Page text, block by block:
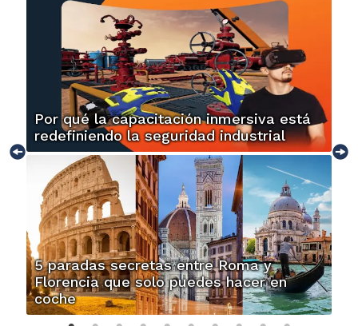
Por qué la capacitación inmersiva está
redefiniendo la seguridad industrial
5 paradas secretas entre Roma y
Florencia que solo puedes hacer en
coche